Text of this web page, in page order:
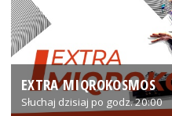
EXTRA MIQROKOSMOS
Słuchaj dzisiaj po godz. 20:00